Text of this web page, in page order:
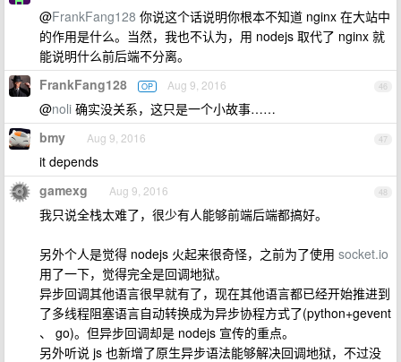
@FrankFang128 你说这个话说明你根本不知道 nginx 在大站中
的作用是什么。当然，我也不认为，用 nodejs 取代了 nginx 就
能说明什么前后端不分离。
46
FrankFang128 OP Aug 9, 2016
@noli 确实没关系，这只是一个小故事……
47
bmy Aug 9, 2016
it depends
48
gamexg Aug 9, 2016
我只说全栈太难了，很少有人能够前端后端都搞好。
另外个人是觉得 nodejs 火起来很奇怪，之前为了使用 socket.io
用了一下，觉得完全是回调地狱。
异步回调其他语言很早就有了，现在其他语言都已经开始推进到
了多线程阻塞语言自动转换成为异步协程方式了(python+gevent
、 go)。但异步回调却是 nodejs 宣传的重点。
另外听说 js 也新增了原生异步语法能够解决回调地狱，不过没